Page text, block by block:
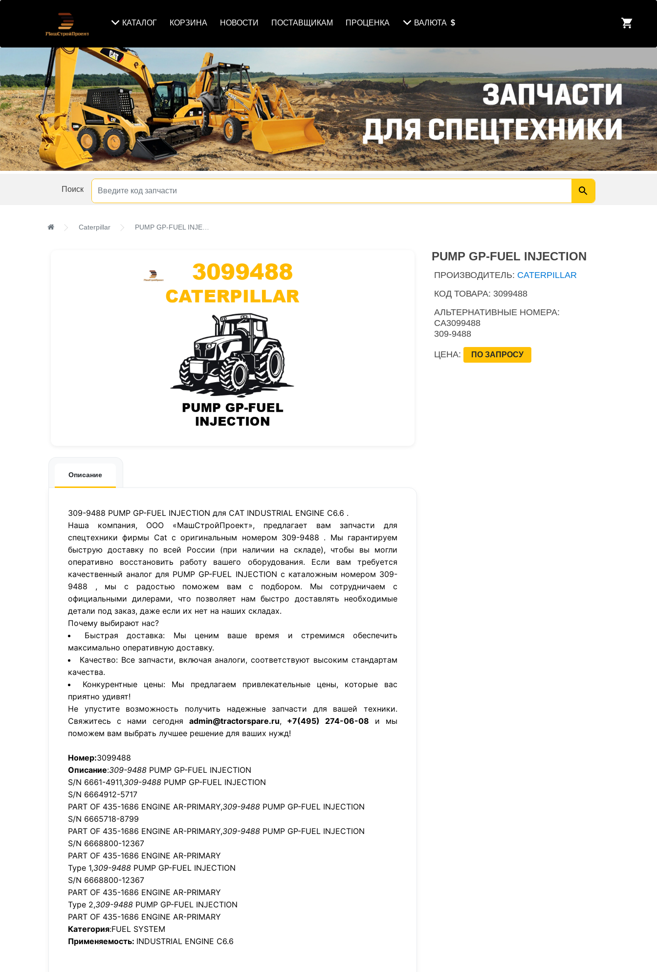
КАТАЛОГ КОРЗИНА НОВОСТИ ПОСТАВЩИКАМ ПРОЦЕНКА ВАЛЮТА $
Поиск
Caterpillar PUMP GP-FUEL INJECTION
Описание
309-9488 PUMP GP-FUEL INJECTION для CAT INDUSTRIAL ENGINE C6.6 .
Наша компания, ООО «МашСтройПроект», предлагает вам запчасти для
спецтехники фирмы Cat с оригинальным номером 309-9488 . Мы гарантируем
быструю доставку по всей России (при наличии на складе), чтобы вы могли
оперативно восстановить работу вашего оборудования. Если вам требуется
качественный аналог для PUMP GP-FUEL INJECTION с каталожным номером 309-
9488 , мы с радостью поможем вам с подбором. Мы сотрудничаем с
официальными дилерами, что позволяет нам быстро доставлять необходимые
детали под заказ, даже если их нет на наших складах.
Почему выбирают нас?
Быстрая доставка: Мы ценим ваше время и стремимся обеспечить
максимально оперативную доставку.
Качество: Все запчасти, включая аналоги, соответствуют высоким стандартам
качества.
Конкурентные цены: Мы предлагаем привлекательные цены, которые вас
приятно удивят!
Не упустите возможность получить надежные запчасти для вашей техники.
Свяжитесь с нами сегодня admin@tractorspare.ru, +7(495) 274-06-08 и мы
поможем вам выбрать лучшее решение для ваших нужд!
Номер:3099488
Описание:309-9488 PUMP GP-FUEL INJECTION
S/N 6661-4911,309-9488 PUMP GP-FUEL INJECTION
S/N 6664912-5717
PART OF 435-1686 ENGINE AR-PRIMARY,309-9488 PUMP GP-FUEL INJECTION
S/N 6665718-8799
PART OF 435-1686 ENGINE AR-PRIMARY,309-9488 PUMP GP-FUEL INJECTION
S/N 6668800-12367
PART OF 435-1686 ENGINE AR-PRIMARY
Type 1,309-9488 PUMP GP-FUEL INJECTION
S/N 6668800-12367
PART OF 435-1686 ENGINE AR-PRIMARY
Type 2,309-9488 PUMP GP-FUEL INJECTION
PART OF 435-1686 ENGINE AR-PRIMARY
Категория:FUEL SYSTEM
Применяемость: INDUSTRIAL ENGINE C6.6
PUMP GP-FUEL INJECTION
ПРОИЗВОДИТЕЛЬ: CATERPILLAR
КОД ТОВАРА: 3099488
АЛЬТЕРНАТИВНЫЕ НОМЕРА:
CA3099488
309-9488
ЦЕНА: ПО ЗАПРОСУ